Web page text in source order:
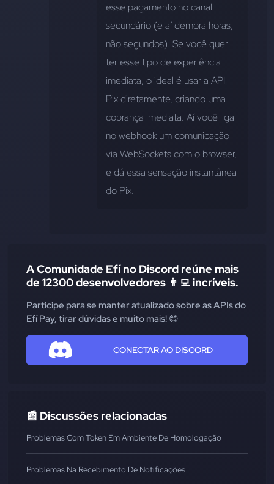
esse pagamento no canal
secundário (e aí demora horas,
não segundos). Se você quer
ter esse tipo de experiência
imediata, o ideal é usar a API
Pix diretamente, criando uma
cobrança imediata. Aí você liga
no webhook um comunicação
via WebSockets com o browser,
e dá essa sensação instantânea
do Pix.
A Comunidade Efí no Discord reúne mais
de 12300 desenvolvedores 👨‍💻 incríveis.
Participe para se manter atualizado sobre as APIs do
Efí Pay, tirar dúvidas e muito mais! 😊
CONECTAR AO DISCORD
📰 Discussões relacionadas
Problemas Com Token Em Ambiente De Homologação
Problemas Na Recebimento De Notificações